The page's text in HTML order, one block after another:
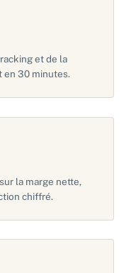
et de la
en 30 minutes.
la marge nette,
chiffré.